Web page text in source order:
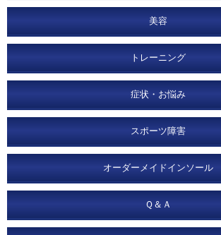
美容
トレーニング
症状・お悩み
スポーツ障害
オーダーメイドインソール
Ｑ＆Ａ